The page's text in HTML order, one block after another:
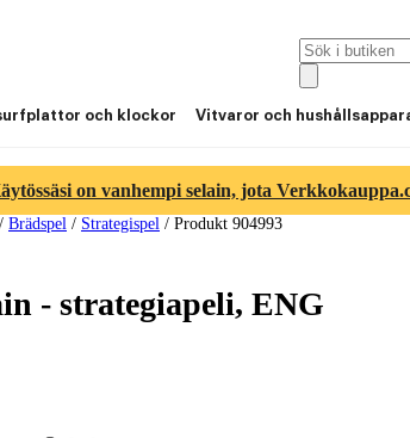
och klockor Vitvaror och
on vanhempi selain, jota
/ Brädspel / Strategispel / Produkt 904993
- strategiapeli, ENG